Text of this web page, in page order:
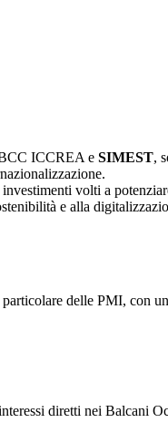
ICCREA e SIMEST,
investimenti volti a
e alla
delle PMI, con
diretti nei